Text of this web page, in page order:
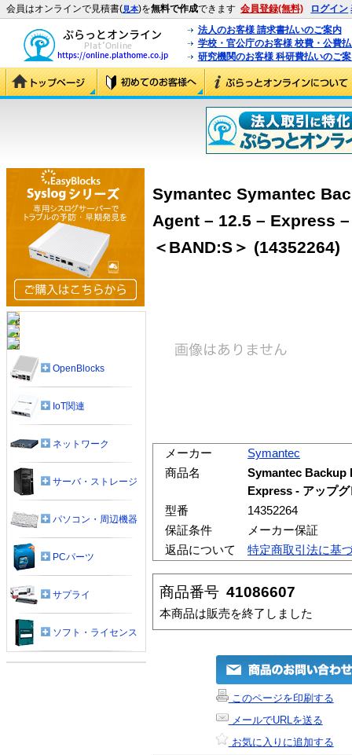
会員はオンラインで見積書(見本)を無料で作成できます 会員登録(無料) ログイン
法人のお客様 請求書払いのご案内
学校・官公庁のお客様 校費・公費
研究機関のお客様 科研費払いのご
Symantec Symantec
Agent – 12.5 – Express
＜BAND:S＞ (14352264)
メーカー
Symantec
商品名
Symantec Backup
Express - アップ
型番
14352264
保証条件
メーカー保証
返品について
特定商取引法に基
商品番号 41086607
本商品は販売を終了しました
このページを印刷する
メールでURLを送る
お気に入りに追加する
OpenBlocks
IoT関連
ネットワーク
サーバ・ストレージ
パソコン・周辺機器
PCパーツ
サプライ
ソフト・ライセンス